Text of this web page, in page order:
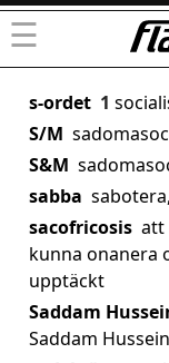
☰
s-ordet 1
S/M
S&M
sabba
sacofricosis att
kunna onanera
upptäckt
Saddam
Saddam